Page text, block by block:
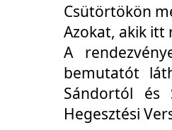
Csütörtökön
Azokat, akik itt
A
bemutatót
Sándortól és
Hegesztési